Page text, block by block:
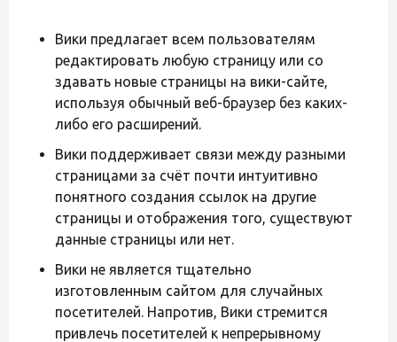
Вики предлагает всем пользователям
редактировать любую страницу или со
здавать новые страницы на вики-сайте,
используя обычный веб-браузер без каких-
либо его расширений.
Вики поддерживает связи между разными
страницами за счёт почти интуитивно
понятного создания ссылок на другие
страницы и отображения того, существуют
данные страницы или нет.
Вики не является тщательно
изготовленным сайтом для случайных
посетителей. Напротив, Вики стремится
привлечь посетителей к непрерывному